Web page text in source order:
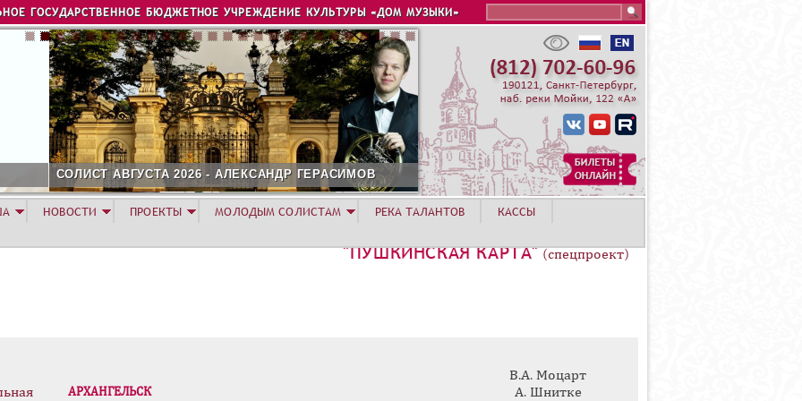
Jump to navigation
ГОСУДАРСТВЕННОЕ БЮДЖЕТНОЕ УЧРЕЖДЕНИЕ КУЛЬТУРЫ «ДОМ МУЗЫКИ»
АВГУСТА 2026 - АЛЕКСАНДР ГЕРАСИМОВ
"ПУШКИНСКАЯ КАРТА" (спецпроект)
АРХАНГЕЛЬСК
В.А. Моцарт
А. Шнитке
НОВОСТИ ПРОЕКТЫ МОЛОДЫМ СОЛИСТАМ РЕКА ТАЛАНТОВ
КАССЫ